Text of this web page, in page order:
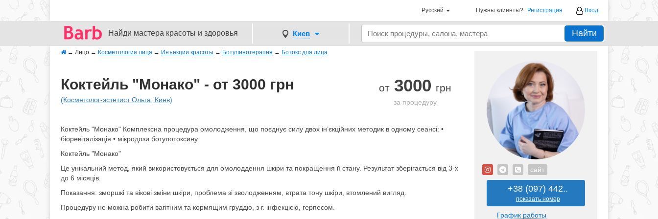
Русский Нужны клиенты? Регистрация Вход
Найди мастера красоты и здоровья Киев Найти
→ Лицо → Косметология лица → Инъекции красоты → Ботулинотерапия → Ботокс для лица
Коктейль "Монако" - от 3000 грн
(Косметолог-эстетист Ольга, Киев)
от 3000 грн
за процедуру
Коктейль "Монако" Комплексна процедура омолодження, що поєднує силу двох ін’єкційних методик в одному сеансі: •
біоревіталізація • мікродози ботулотоксину
Коктейль "Монако"
Це унікальний метод, який використовується для омолоддення шкіри та покращення ії стану. Результат зберігається від 3-х
до 6 місяців.
Показання: зморшкі та вікові зміни шкіри, проблема зі зволодженням, втрата тону шкіри, втомлений вигляд.
Процедуру не можна робити вагітним та кормящим груддю, з г. інфекцією, герпесом.
сайт
+38 (097) 442..
показать номер
График работы